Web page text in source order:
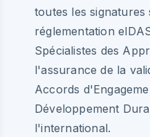
toutes les
réglementation
Spécialistes des
l'assurance de la
Accords
Développement
l'international.